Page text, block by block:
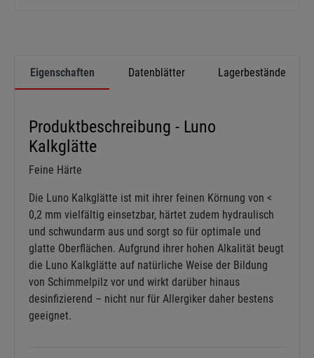
Eigenschaften Datenblätter Lagerbestände
Produktbeschreibung - Luno
Kalkglätte
Feine Härte
Die Luno Kalkglätte ist mit ihrer feinen Körnung von <
0,2 mm vielfältig einsetzbar, härtet zudem hydraulisch
und schwundarm aus und sorgt so für optimale und
glatte Oberflächen. Aufgrund ihrer hohen Alkalität beugt
die Luno Kalkglätte auf natürliche Weise der Bildung
von Schimmelpilz vor und wirkt darüber hinaus
desinfizierend – nicht nur für Allergiker daher bestens
geeignet.